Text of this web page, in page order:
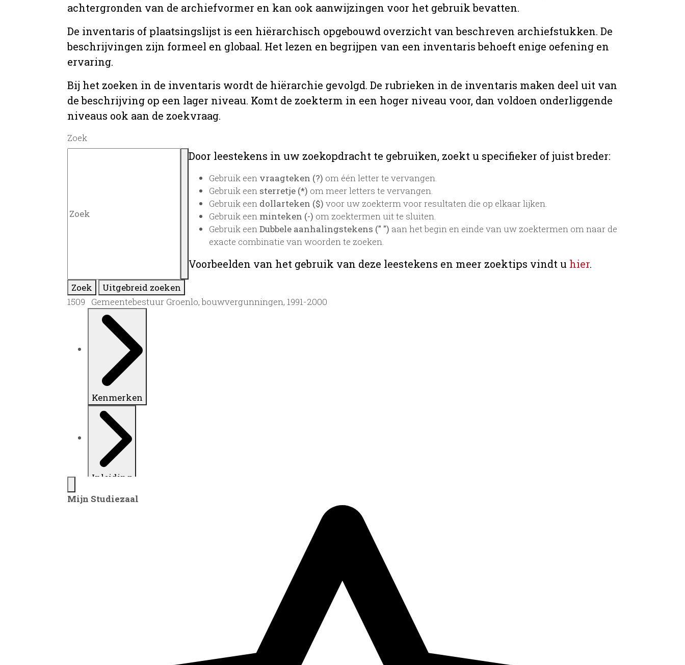
achtergronden van de archiefvormer en kan ook aanwijzingen voor het gebruik bevatten.
De inventaris of plaatsingslijst is een hiërarchisch opgebouwd overzicht van beschreven archiefstukken. De
beschrijvingen zijn formeel en globaal. Het lezen en begrijpen van een inventaris behoeft enige oefening en
ervaring.
Bij het zoeken in de inventaris wordt de hiërarchie gevolgd. De rubrieken in de inventaris maken deel uit van
de beschrijving op een lager niveau. Komt de zoekterm in een hoger niveau voor, dan voldoen onderliggende
niveaus ook aan de zoekvraag.
Zoek
Door leestekens in uw zoekopdracht te gebruiken, zoekt u specifieker of juist breder:
Gebruik een vraagteken (?) om één letter te vervangen.
Gebruik een sterretje (*) om meer letters te vervangen.
Gebruik een dollarteken ($) voor uw zoekterm voor resultaten die op elkaar lijken.
Gebruik een minteken (-) om zoektermen uit te sluiten.
Gebruik eenDubbele aanhalingstekens (" ") aan het begin en einde van uw zoektermen om naar de
exacte combinatie van woorden te zoeken.
Voorbeelden van het gebruik van deze leestekens en meer zoektips vindt u hier.
Zoek
Uitgebreid zoeken
1509 Gemeentebestuur Groenlo, bouwvergunningen, 1991-2000
Kenmerken
Inleiding
Mijn Studiezaal